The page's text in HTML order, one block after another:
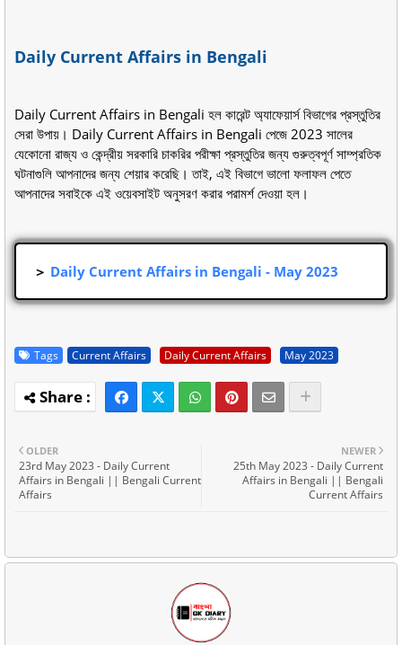
Daily Current Affairs in Bengali
Daily Current Affairs in Bengali হল কারেন্ট অ্যাফেয়ার্স বিভাগের প্রস্তুতির
সেরা উপায়। Daily Current Affairs in Bengali পেজে 2023 সালের
যেকোনো রাজ্য ও কেন্দ্রীয় সরকারি চাকরির পরীক্ষা প্রস্তুতির জন্য গুরুত্বপূর্ণ সাম্প্রতিক
ঘটনাগুলি আপনাদের জন্য শেয়ার করেছি। তাই, এই বিভাগে ভালো ফলাফল পেতে
আপনাদের সবাইকে এই ওয়েবসাইট অনুসরণ করার পরামর্শ দেওয়া হল।
＞ Daily Current Affairs in Bengali - May 2023
Tags Current Affairs Daily Current Affairs May 2023
NEWER
25th May 2023 - Daily Current
Affairs in Bengali || Bengali
Current Affairs
OLDER
23rd May 2023 - Daily Current
Affairs in Bengali || Bengali Current
Affairs